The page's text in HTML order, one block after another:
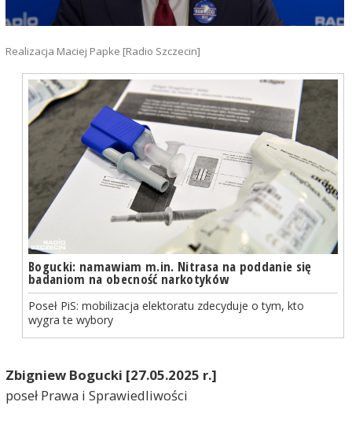
Realizacja Maciej Papke [Radio Szczecin]
Bogucki: namawiam m.in. Nitrasa na poddanie się
badaniom na obecność narkotyków
Poseł PiS: mobilizacja elektoratu zdecyduje o tym, kto
wygra te wybory
Zbigniew Bogucki [27.05.2025 r.]
poseł Prawa i Sprawiedliwości